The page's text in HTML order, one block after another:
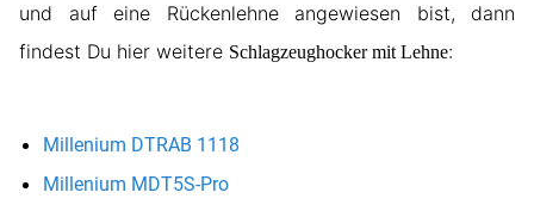
und auf eine Rückenlehne angewiesen bist, dann
findest Du hier weitere Schlagzeughocker mit Lehne:
Millenium DTRAB 1118
Millenium MDT5S-Pro